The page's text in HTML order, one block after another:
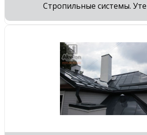
Стропильные системы.